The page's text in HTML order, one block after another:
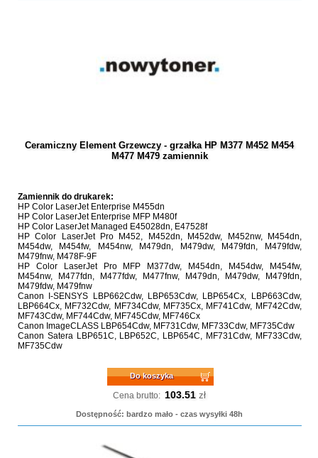
Ceramiczny Element Grzewczy - grzałka HP M377 M452 M454
M477 M479 zamiennik
Zamiennik do drukarek:
HP Color LaserJet Enterprise M455dn
HP Color LaserJet Enterprise MFP M480f
HP Color LaserJet Managed E45028dn, E47528f
HP Color LaserJet Pro M452, M452dn, M452dw, M452nw, M454dn,
M454dw, M454fw, M454nw, M479dn, M479dw, M479fdn, M479fdw,
M479fnw, M478F-9F
HP Color LaserJet Pro MFP M377dw, M454dn, M454dw, M454fw,
M454nw, M477fdn, M477fdw, M477fnw, M479dn, M479dw, M479fdn,
M479fdw, M479fnw
Canon I-SENSYS LBP662Cdw, LBP653Cdw, LBP654Cx, LBP663Cdw,
LBP664Cx, MF732Cdw, MF734Cdw, MF735Cx, MF741Cdw, MF742Cdw,
MF743Cdw, MF744Cdw, MF745Cdw, MF746Cx
Canon ImageCLASS LBP654Cdw, MF731Cdw, MF733Cdw, MF735Cdw
Canon Satera LBP651C, LBP652C, LBP654C, MF731Cdw, MF733Cdw,
MF735Cdw
Do koszyka
Cena brutto: 103.51 zł
Dostępność: bardzo mało - czas wysyłki 48h